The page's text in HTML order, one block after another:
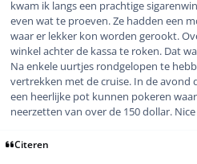
kwam ik langs een prachtige
even wat te proeven. Ze hadden een
waar er lekker kon worden gerookt.
winkel achter de kassa te roken. Dat
Na enkele uurtjes rondgelopen te
vertrekken met de cruise. In de avond
een heerlijke pot kunnen pokeren
neerzetten van over de 150 dollar. Nice
Citeren